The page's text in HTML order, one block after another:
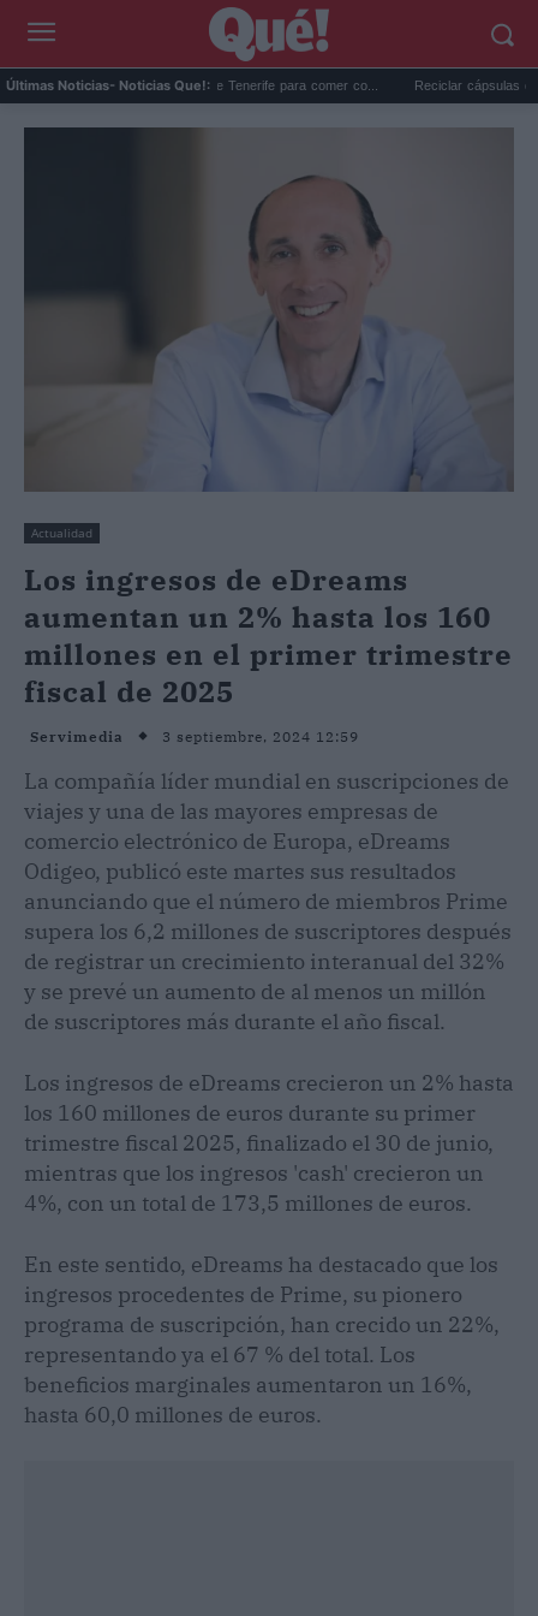
Últimas Noticias- Noticias Que!:
Los mejores restaurantes de Tenerife para comer co... Reciclar cápsulas de
Actualidad
Los ingresos de eDreams
aumentan un 2% hasta los 160
millones en el primer trimestre
fiscal de 2025
Servimedia 3 septiembre, 2024 12:59
La compañía líder mundial en suscripciones de
viajes y una de las mayores empresas de
comercio electrónico de Europa, eDreams
Odigeo, publicó este martes sus resultados
anunciando que el número de miembros Prime
supera los 6,2 millones de suscriptores después
de registrar un crecimiento interanual del 32%
y se prevé un aumento de al menos un millón
de suscriptores más durante el año fiscal.
Los ingresos de eDreams crecieron un 2% hasta
los 160 millones de euros durante su primer
trimestre fiscal 2025, finalizado el 30 de junio,
mientras que los ingresos 'cash' crecieron un
4%, con un total de 173,5 millones de euros.
En este sentido, eDreams ha destacado que los
ingresos procedentes de Prime, su pionero
programa de suscripción, han crecido un 22%,
representando ya el 67 % del total. Los
beneficios marginales aumentaron un 16%,
hasta 60,0 millones de euros.